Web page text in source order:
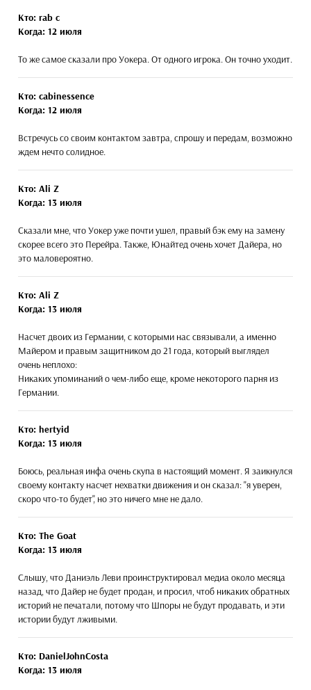
Кто: rab c
Когда: 12 июля
То же самое сказали про Уокера. От одного игрока. Он точно уходит.
Кто: cabinessence
Когда: 12 июля
Встречусь со своим контактом завтра, спрошу и передам, возможно
ждем нечто солидное.
Кто: Ali Z
Когда: 13 июля
Сказали мне, что Уокер уже почти ушел, правый бэк ему на замену
скорее всего это Перейра. Также, Юнайтед очень хочет Дайера, но
это маловероятно.
Кто: Ali Z
Когда: 13 июля
Насчет двоих из Германии, с которыми нас связывали, а именно
Майером и правым защитником до 21 года, который выглядел
очень неплохо:
Никаких упоминаний о чем-либо еще, кроме некоторого парня из
Германии.
Кто: hertyid
Когда: 13 июля
Боюсь, реальная инфа очень скупа в настоящий момент. Я заикнулся
своему контакту насчет нехватки движения и он сказал: "я уверен,
скоро что-то будет", но это ничего мне не дало.
Кто: The Goat
Когда: 13 июля
Слышу, что Даниэль Леви проинструктировал медиа около месяца
назад, что Дайер не будет продан, и просил, чтоб никаких обратных
историй не печатали, потому что Шпоры не будут продавать, и эти
истории будут лживыми.
Кто: DanielJohnCosta
Когда: 13 июля